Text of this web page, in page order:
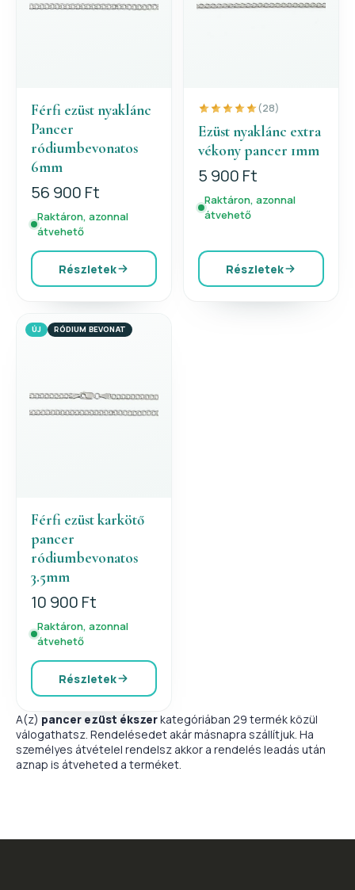
Férfi ezüst nyaklánc
Pancer
ródiumbevonatos
6mm
56 900 Ft
Raktáron, azonnal
átvehető
Részletek
(28)
Ezüst nyaklánc extra
vékony pancer 1mm
5 900 Ft
Raktáron, azonnal
átvehető
Részletek
ÚJ RÓDIUM BEVONAT
Férfi ezüst karkötő
pancer
ródiumbevonatos
3.5mm
10 900 Ft
Raktáron, azonnal
átvehető
Részletek
A(z) pancer ezüst ékszerkategóriában 29 termék közül
válogathatsz. Rendelésedet akár másnapra szállítjuk. Ha
személyes átvételel rendelsz akkor a rendelés leadás után
aznap is átveheted a terméket.